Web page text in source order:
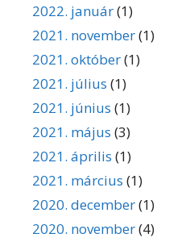
2022. január(1)
2021. november(1)
2021. október(1)
2021. július (1)
2021. június (1)
2021. május (3)
2021. április (1)
2021. március (1)
2020. december(1)
2020. november(4)